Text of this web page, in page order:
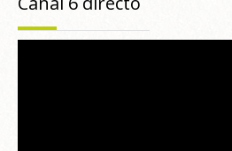
Programas emitidos